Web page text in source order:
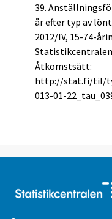
39.
år efter typ av
2012/IV, 15-74-
Statistikcentralen
Åtkomstsätt:
http://stat.fi/til/
013-01-